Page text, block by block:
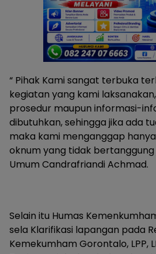
“ Pihak Kami sangat terbuka
kegiatan yang kami
prosedur maupun informasi-
dibutuhkan, sehingga jika ada
maka kami menganggap
oknum yang tidak bertanggung
Umum Candrafriandi Achmad.
Selain itu Humas
sela Klarifikasi lapangan pada
Kemekumham Gorontalo, LPP,